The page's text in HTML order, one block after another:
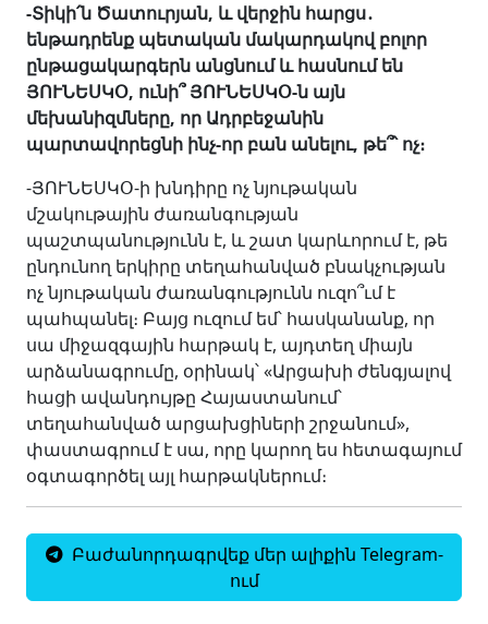
-Տիկի՛ն Ծատուրյան, և վերջին հարցս․
ենթադրենք պետական մակարդակով բոլոր
ընթացակարգերն անցնում և հասնում են
ՅՈՒՆԵՍԿՕ, ունի՞ ՅՈՒՆԵՍԿՕ-ն այն
մեխանիզմները, որ Ադրբեջանին
պարտավորեցնի ինչ-որ բան անելու, թե՞՝ ոչ։
-ՅՈՒՆԵՍԿՕ-ի խնդիրը ոչ նյութական
մշակութային ժառանգության
պաշտպանությունն է, և շատ կարևորում է, թե
ընդունող երկիրը տեղահանված բնակչության
ոչ նյութական ժառանգությունն ուզո՞ւմ է
պահպանել։ Բայց ուզում եմ՝ հասկանանք, որ
սա միջազգային հարթակ է, այդտեղ միայն
արձանագրումը, օրինակ՝ «Արցախի ժենգյալով
հացի ավանդույթը Հայաստանում՝
տեղահանված արցախցիների շրջանում»,
փաստագրում է սա, որը կարող ես հետագայում
օգտագործել այլ հարթակներում։
Բաժանորդագրվեք մեր ալիքին Telegram-
ում